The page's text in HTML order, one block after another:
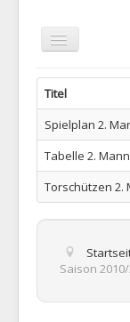
Navigation
Titel
Spielplan 2.
Tabelle 2.
Torschützen 2.
Saison 2010/